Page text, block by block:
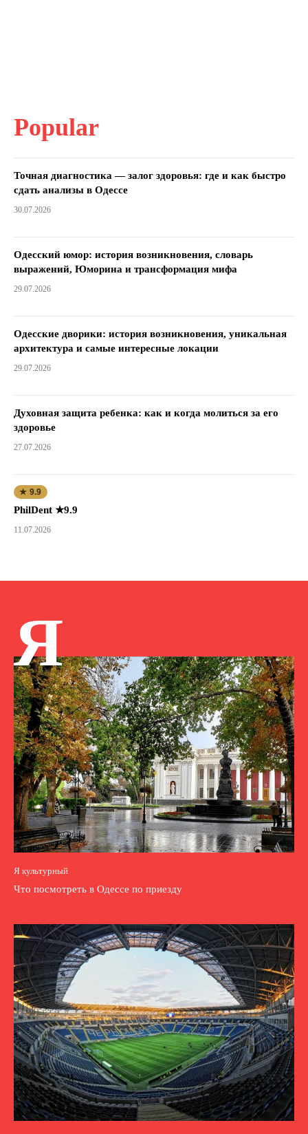
Popular
Точная диагностика — залог здоровья: где и как быстро
сдать анализы в Одессе
30.07.2026
Одесский юмор: история возникновения, словарь
выражений, Юморина и трансформация мифа
29.07.2026
Одесские дворики: история возникновения, уникальная
архитектура и самые интересные локации
29.07.2026
Духовная защита ребенка: как и когда молиться за его
здоровье
27.07.2026
★ 9.9
PhilDent ★9.9
11.07.2026
Я
Я культурный
Что посмотреть в Одессе по приезду